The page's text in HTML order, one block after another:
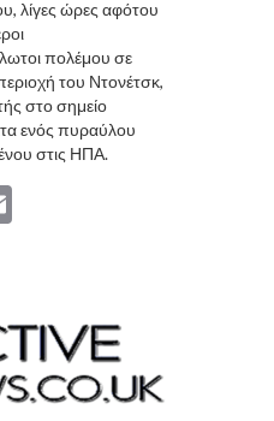
λίγες ώρες αφότου
πολέμου σε
του Ντονέτσκ,
στο σημείο
ενός πυραύλου
στις ΗΠΑ.